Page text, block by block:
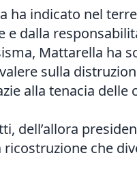
ha indicato nel
e dalla
Mattarella ha
sulla
alla tenacia delle
dell’allora
che